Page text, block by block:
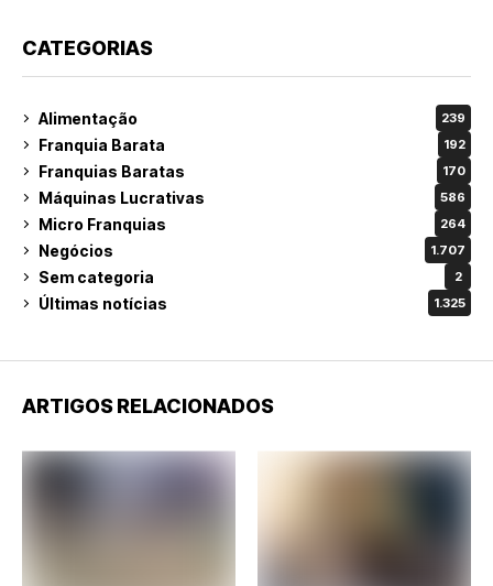
CATEGORIAS
Alimentação 239
Franquia Barata 192
Franquias Baratas 170
Máquinas Lucrativas 586
Micro Franquias 264
Negócios 1.707
Sem categoria 2
Últimas notícias 1.325
ARTIGOS RELACIONADOS